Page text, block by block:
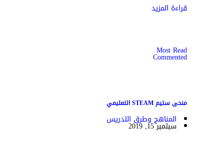
قراءة المزيد
Most Read
Commented
منحى ستيم STEAM التعليمي
المناهج وطرق التدريس
سبتمبر 15, 2019